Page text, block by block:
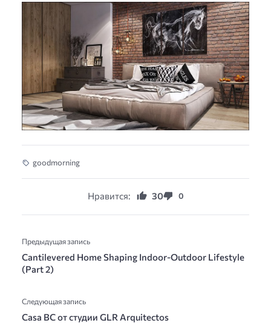
goodmorning
Нравится: 30 0
Предыдущая запись
Cantilevered Home Shaping Indoor-Outdoor Lifestyle
(Part 2)
Следующая запись
Casa BC от студии GLR Arquitectos